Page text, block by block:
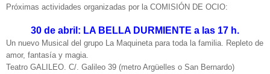
Próximas actividades organizadas por la COMISIÓN DE OCIO:
30 de abril: LA BELLA DURMIENTE a las 17 h.
Un nuevo Musical del grupo La Maquineta para toda la familia. Repleto de
amor, fantasía y magia.
Teatro GALILEO. C/. Galileo 39 (metro Argüelles o San Bernardo)